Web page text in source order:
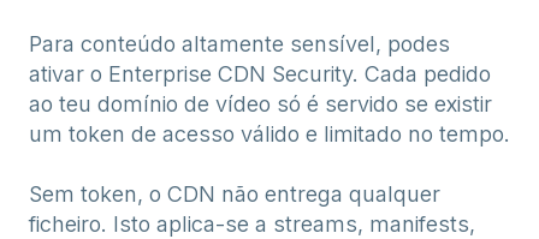
Para conteúdo altamente sensível, podes
ativar o Enterprise CDN Security. Cada pedido
ao teu domínio de vídeo só é servido se existir
um token de acesso válido e limitado no tempo.
Sem token, o CDN não entrega qualquer
ficheiro. Isto aplica-se a streams, manifests,